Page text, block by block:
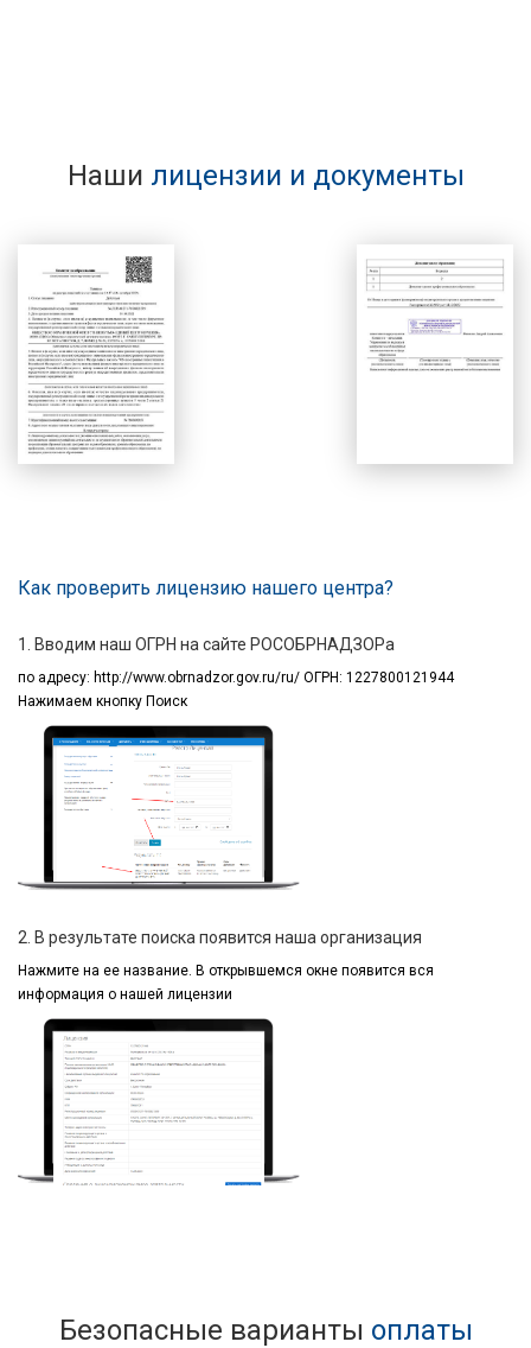
Наши лицензии и документы
Как проверить лицензию нашего центра?
1. Вводим наш ОГРН на сайте РОСОБРНАДЗОРа
по адресу: http://www.obrnadzor.gov.ru/ru/ ОГРН: 1227800121944
Нажимаем кнопку Поиск
2. В результате поиска появится наша организация
Нажмите на ее название. В открывшемся окне появится вся
информация о нашей лицензии
Безопасные варианты оплаты